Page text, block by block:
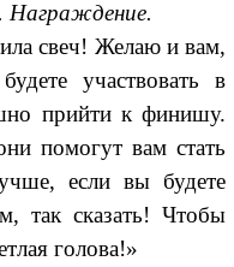
Награждение.
свеч! Желаю и вам,
участвовать в
прийти к финишу.
помогут вам стать
если вы будете
так сказать! Чтобы
голова!»